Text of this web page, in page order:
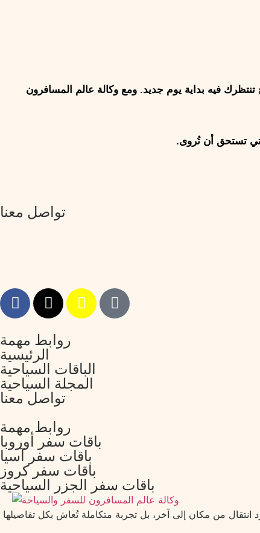
تواصل معنا
روابط مهمة
الرئيسية
الباقات السياحية
المجلة السياحية
تواصل معنا
روابط مهمة
باقات سفر أوروبا
باقات سفر آسيا
باقات سفر كروز
باقات سفر الجزر السياحية